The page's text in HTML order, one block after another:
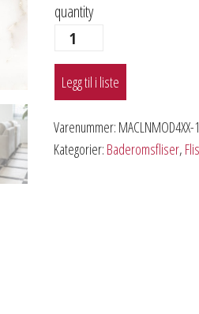
quantity
Legg til i liste
Varenummer: MACLNMOD4XX-1
Kategorier: Baderomsfliser,